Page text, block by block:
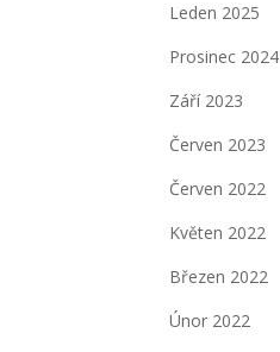
Leden 2025
Prosinec 2024
Září 2023
Červen 2023
Červen 2022
Květen 2022
Březen 2022
Únor 2022